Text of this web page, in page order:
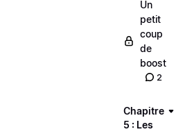
Un
petit
coup
de
boost
2
Chapitre
5 : Les